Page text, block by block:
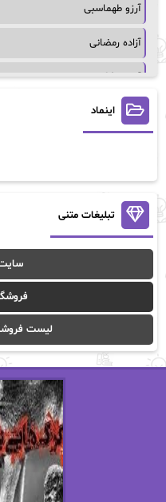
آرزو طهماسبی
آزاده رمضانی
آسمان64
آسیه احمدی
آن ماری سلینکو
آنالیا
آوا موسوی
آیدا باقری
ا_اصغر زاده
اریک مورگنشترن
اینماد
تبلیغات متنی
لیست